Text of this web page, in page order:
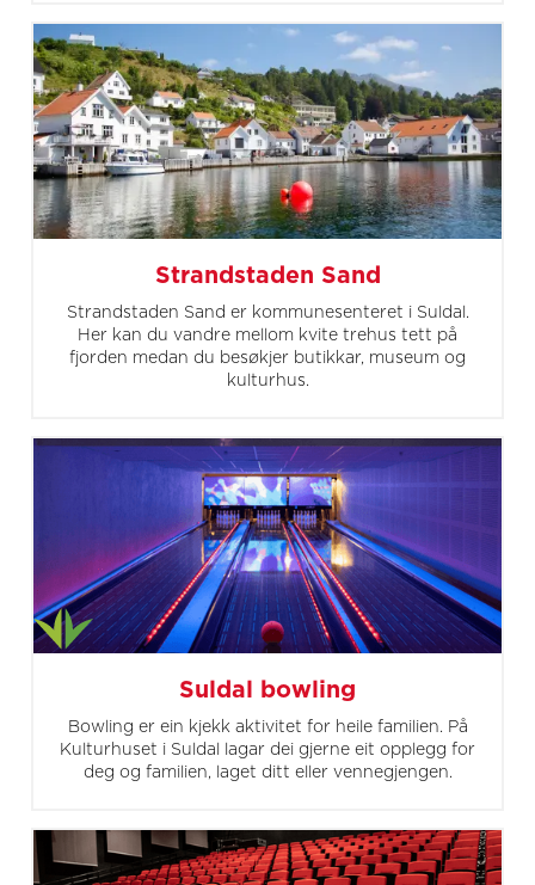
Strandstaden Sand
Strandstaden Sand er kommunesenteret i Suldal.
Her kan du vandre mellom kvite trehus tett på
fjorden medan du besøkjer butikkar, museum og
kulturhus.
Suldal bowling
Bowling er ein kjekk aktivitet for heile familien. På
Kulturhuset i Suldal lagar dei gjerne eit opplegg for
deg og familien, laget ditt eller vennegjengen.